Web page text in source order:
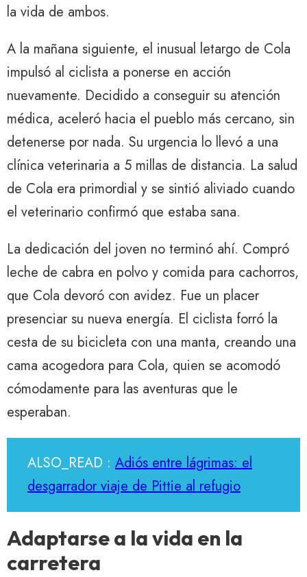
la vida de ambos.
A la mañana siguiente, el inusual letargo de Cola
impulsó al ciclista a ponerse en acción
nuevamente. Decidido a conseguir su atención
médica, aceleró hacia el pueblo más cercano, sin
detenerse por nada. Su urgencia lo llevó a una
clínica veterinaria a 5 millas de distancia. La salud
de Cola era primordial y se sintió aliviado cuando
el veterinario confirmó que estaba sana.
La dedicación del joven no terminó ahí. Compró
leche de cabra en polvo y comida para cachorros,
que Cola devoró con avidez. Fue un placer
presenciar su nueva energía. El ciclista forró la
cesta de su bicicleta con una manta, creando una
cama acogedora para Cola, quien se acomodó
cómodamente para las aventuras que le
esperaban.
ALSO_READ : Adiós entre lágrimas: el
desgarrador viaje de Pittie al refugio
Adaptarse a la vida en la
carretera